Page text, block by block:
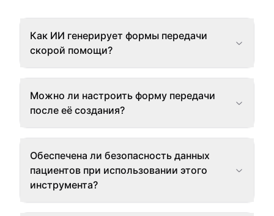
Как ИИ генерирует формы передачи
скорой помощи?
Можно ли настроить форму передачи
после её создания?
Обеспечена ли безопасность данных
пациентов при использовании этого
инструмента?